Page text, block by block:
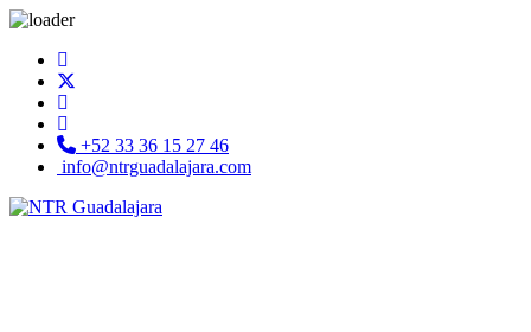
+52 33 36 15 27 46
info@ntrguadalajara.com